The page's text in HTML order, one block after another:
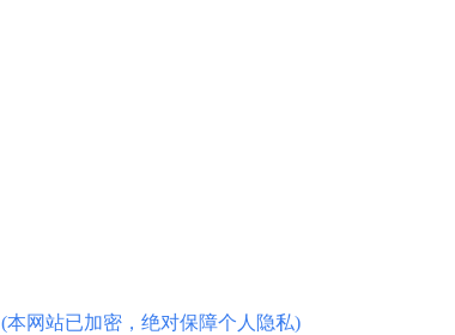
(本网站已加密，绝对保障个人隐私)